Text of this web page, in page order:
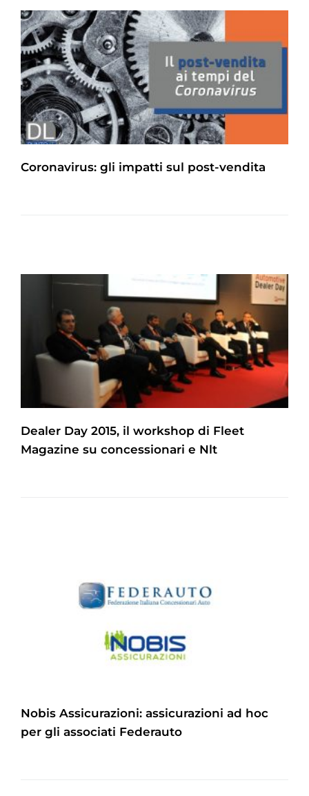
Coronavirus: gli impatti sul post-vendita
Dealer Day 2015, il workshop di Fleet
Magazine su concessionari e Nlt
Nobis Assicurazioni: assicurazioni ad hoc
per gli associati Federauto